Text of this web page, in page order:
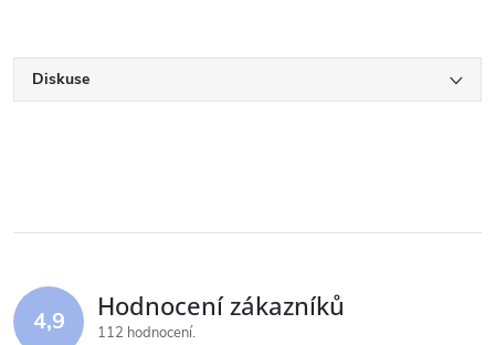
Diskuse
4,9 Hodnocení zákazníků
112 hodnocení